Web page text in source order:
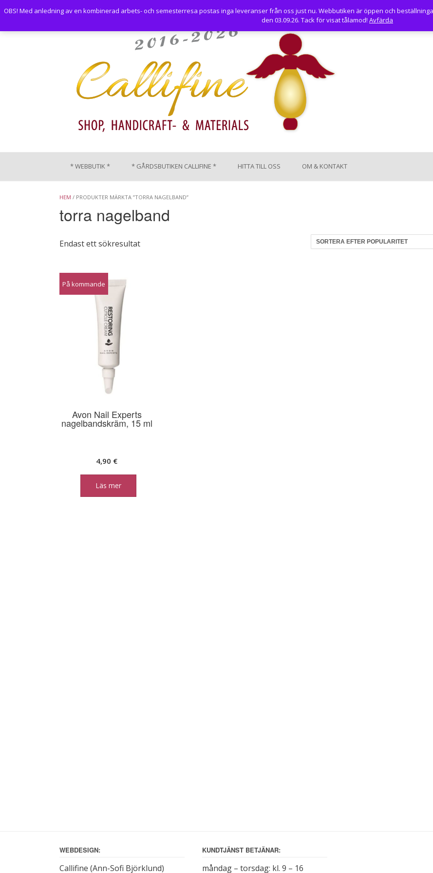
OBS! Med anledning av en kombinerad arbets- och semesterresa postas inga leveranser från oss just nu. Webbutiken är öppen och
den 03.09.26. Tack för visat tålamod! Avfärda
to
* WEBBUTIK * * GÅRDSBUTIKEN CALLIFINE * HITTA TILL OSS OM & KONTAKT
HEM / PRODUKTER MÄRKTA ”TORRA NAGELBAND”
torra nagelband
Endast ett sökresultat
På kommande
Avon Nail Experts
nagelbandskräm, 15 ml
4,90 €
Läs mer
WEBDESIGN:
Callifine (Ann-Sofi Björklund)
KUNDTJÄNST BETJÄNAR:
måndag – torsdag: kl. 9 – 16